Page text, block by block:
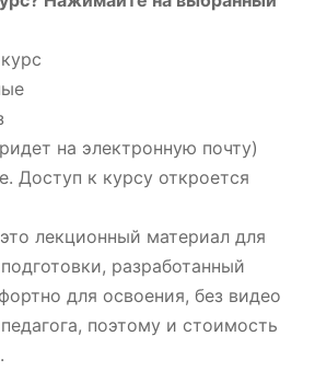
на электронную почту)
Доступ к курсу откроется
лекционный материал для
разработанный
для освоения, без видео
поэтому и стоимость